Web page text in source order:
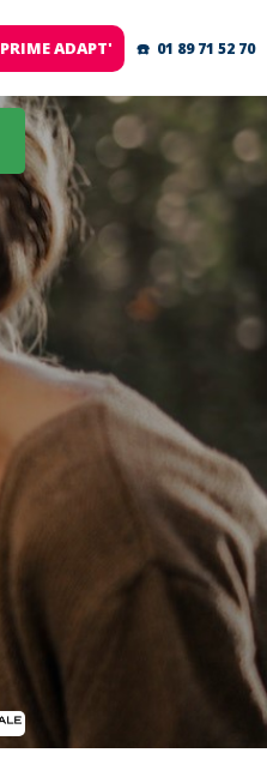
ADAPT' ☎️ 01 89 71 52 70